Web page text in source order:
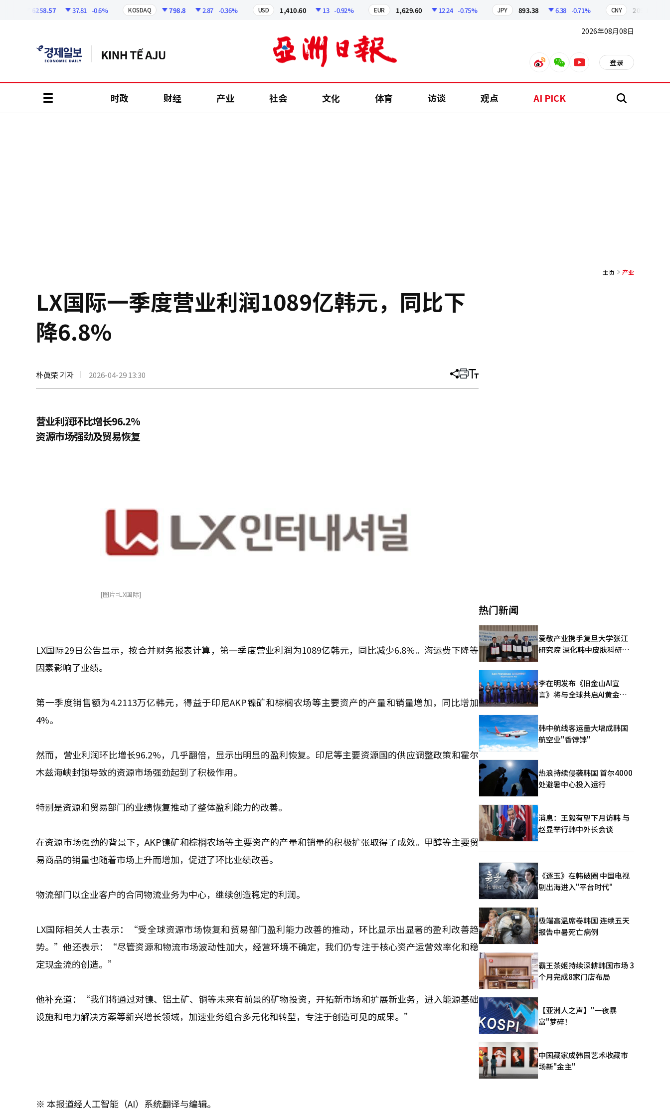
6258.57 37.81 -0.6% KOSDAQ 798.8 2.87 -0.36% USD 1,410.60 13 -0.92% EUR 1,629.60 12.24 -0.75% JPY 893.38 6.38 -0.71% CNY 209.17
2026年08月08日
weiboweixinyoutube 登录
时政 财经 产业 社会 文化 体育 访谈 观点 AI PICK 搜
主页 产业
LX国际一季度营业利润1089亿韩元，同比下
降6.8%
朴眞荣 기자 2026-04-29 13:30 分
文
打 调
大
营业利润环比增长96.2%
资源市场强劲及贸易恢复
[图片=LX国际]
LX国际29日公告显示，按合并财务报表计算，第一季度营业利润为1089亿韩元，同比减少6.8%。海运费下降等
因素影响了业绩。
第一季度销售额为4.2113万亿韩元，得益于印尼AKP镍矿和棕榈农场等主要资产的产量和销量增加，同比增加
4%。
然而，营业利润环比增长96.2%，几乎翻倍，显示出明显的盈利恢复。印尼等主要资源国的供应调整政策和霍尔
木兹海峡封锁导致的资源市场强劲起到了积极作用。
特别是资源和贸易部门的业绩恢复推动了整体盈利能力的改善。
在资源市场强劲的背景下，AKP镍矿和棕榈农场等主要资产的产量和销量的积极扩张取得了成效。甲醇等主要贸
易商品的销量也随着市场上升而增加，促进了环比业绩改善。
物流部门以企业客户的合同物流业务为中心，继续创造稳定的利润。
LX国际相关人士表示：“受全球资源市场恢复和贸易部门盈利能力改善的推动，环比显示出显著的盈利改善趋
势。”他还表示：“尽管资源和物流市场波动性加大，经营环境不确定，我们仍专注于核心资产运营效率化和稳
定现金流的创造。”
他补充道：“我们将通过对镍、铝土矿、铜等未来有前景的矿物投资，开拓新市场和扩展新业务，进入能源基础
设施和电力解决方案等新兴增长领域，加速业务组合多元化和转型，专注于创造可见的成果。”
※ 本报道经人工智能（AI）系统翻译与编辑。
热门新闻
爱敬产业携手复旦大学张江
研究院 深化韩中皮肤科研合
李在明发布《旧金山AI宣
言》将与全球共启AI黄金时
韩中航线客运量大增成韩国
航空业"香饽饽"
热浪持续侵袭韩国 首尔4000
处避暑中心投入运行
消息：王毅有望下月访韩 与
赵显举行韩中外长会谈
《逐玉》在韩破圈 中国电视
剧出海进入"平台时代"
极端高温席卷韩国 连续五天
报告中暑死亡病例
霸王茶姬持续深耕韩国市场 3
个月完成8家门店布局
【亚洲人之声】"一夜暴
富"梦碎！
中国藏家成韩国艺术收藏市
场新"金主"